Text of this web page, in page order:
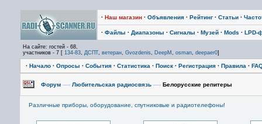
· Наш магазин · Объявления · Рейтинг · Статьи ·
· Файлы · Диапазоны · Сигналы · Музей · Mods · LPD-
На сайте: гостей - 68,
участников - 7 [ 134-83, ДСПТ, ветеран, Gvozdenis, DeepM , osman, deepaer0]
· Начало · Опросы · События · Статистика · Поиск · Регистрация · Правила ·
Форум —› Любительская радиосвязь —› Белорусские репитеры
Различные приборы, оборудование, спутниковые и радиотелефоны!